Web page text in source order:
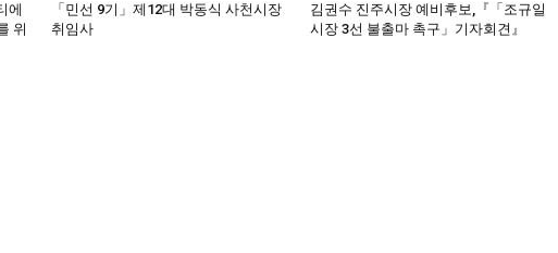
에
위
「민선 9기」제12대 박동식 사천시장
취임사
김권수 진주시장 예비후보,『「조규일
시장 3선 불출마 촉구」기자회견』